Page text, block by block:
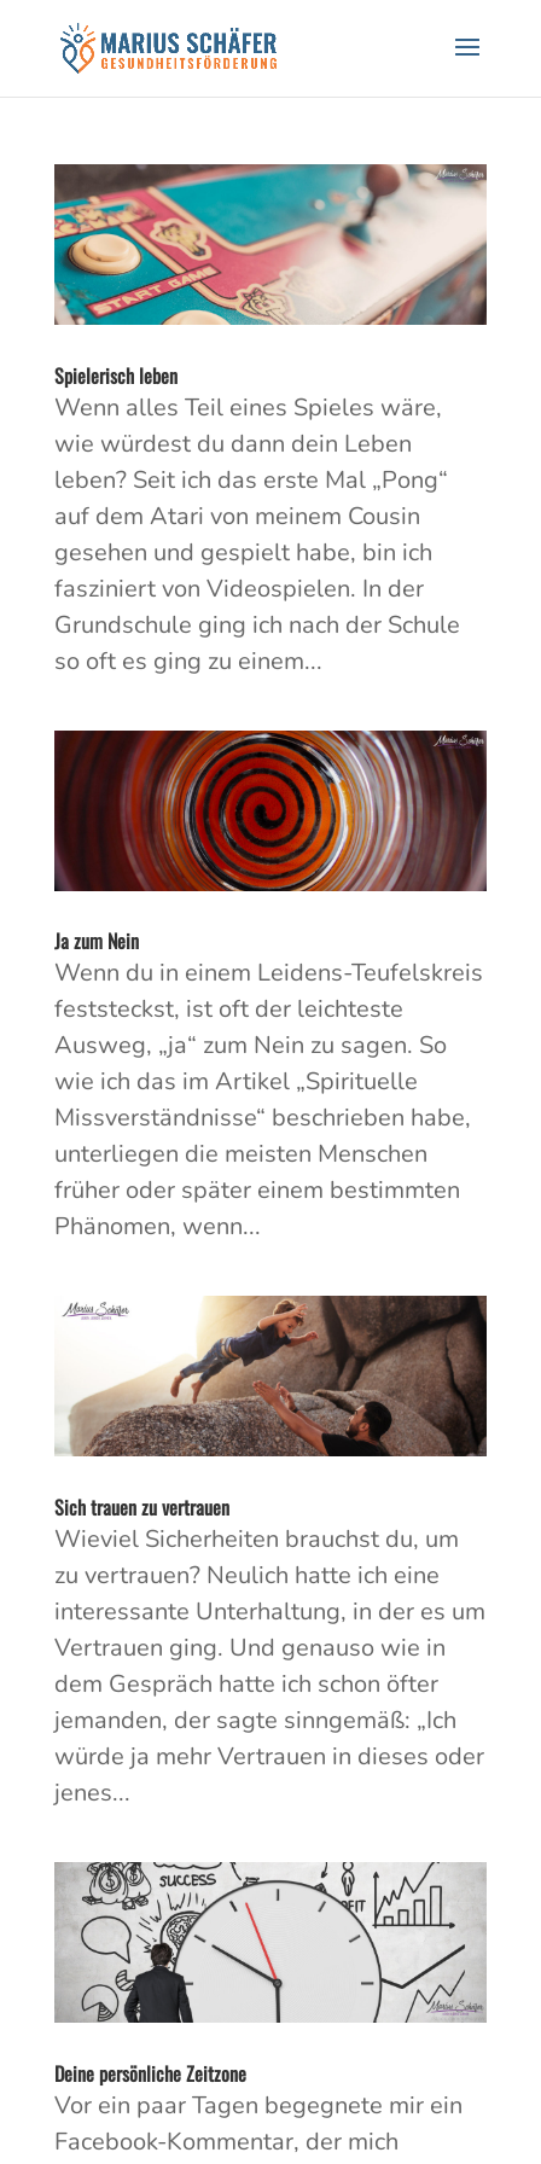
Black Friday Sale! 20% auf Workshops und
Gutscheine! CODE: BREATH24
Spielerisch leben
Wenn alles Teil eines Spieles wäre,
wie würdest du dann dein Leben
leben? Seit ich das erste Mal „Pong“
auf dem Atari von meinem Cousin
gesehen und gespielt habe, bin ich
fasziniert von Videospielen. In der
Grundschule ging ich nach der Schule
so oft es ging zu einem...
Ja zum Nein
Wenn du in einem Leidens-Teufelskreis
feststeckst, ist oft der leichteste
Ausweg, „ja“ zum Nein zu sagen. So
wie ich das im Artikel „Spirituelle
Missverständnisse“ beschrieben habe,
unterliegen die meisten Menschen
früher oder später einem bestimmten
Phänomen, wenn...
Sich trauen zu vertrauen
Wieviel Sicherheiten brauchst du, um
zu vertrauen? Neulich hatte ich eine
interessante Unterhaltung, in der es um
Vertrauen ging. Und genauso wie in
dem Gespräch hatte ich schon öfter
jemanden, der sagte sinngemäß: „Ich
würde ja mehr Vertrauen in dieses oder
jenes...
Deine persönliche Zeitzone
Vor ein paar Tagen begegnete mir ein
Facebook-Kommentar, der mich